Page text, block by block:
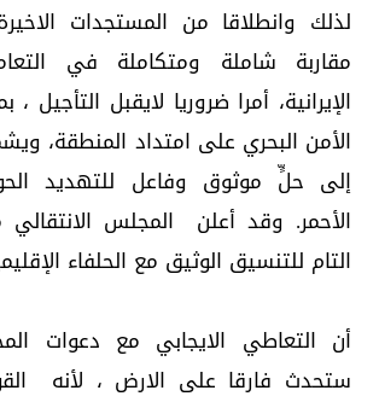
لذلك وانطلاقا من المستجدات
مقاربة شاملة ومتكاملة في
الإيرانية، أمرا ضروريا لايقبل التأجيل
الأمن البحري على امتداد المنطقة،
إلى حلٍّ موثوق وفاعل للتهديد
الأحمر. وقد أعلن المجلس الانتقالي
التام للتنسيق الوثيق مع الحلفاء
أن التعاطي الايجابي مع دعوات
ستحدث فارقا على الارض ، لأنه